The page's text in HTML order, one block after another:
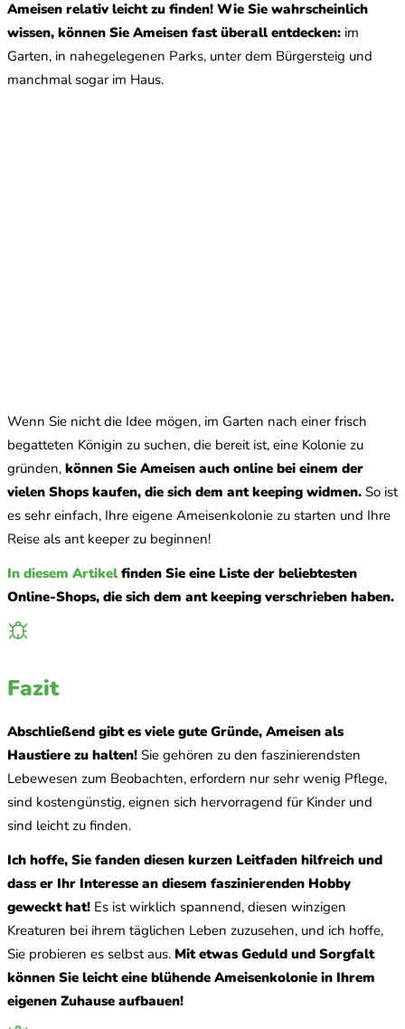
Ameisen relativ leicht zu finden! Wie Sie wahrscheinlich
wissen, können Sie Ameisen fast überall entdecken: im
Garten, in nahegelegenen Parks, unter dem Bürgersteig und
manchmal sogar im Haus.
Wenn Sie nicht die Idee mögen, im Garten nach einer frisch
begatteten Königin zu suchen, die bereit ist, eine Kolonie zu
gründen, können Sie Ameisen auch online bei einem der
vielen Shops kaufen, die sich dem ant keeping widmen. So ist
es sehr einfach, Ihre eigene Ameisenkolonie zu starten und Ihre
Reise als ant keeper zu beginnen!
In diesem Artikelfinden Sie eine Liste der beliebtesten
Online-Shops, die sich dem ant keeping verschrieben haben.
Fazit
Abschließend gibt es viele gute Gründe, Ameisen als
Haustiere zu halten! Sie gehören zu den faszinierendsten
Lebewesen zum Beobachten, erfordern nur sehr wenig Pflege,
sind kostengünstig, eignen sich hervorragend für Kinder und
sind leicht zu finden.
Ich hoffe, Sie fanden diesen kurzen Leitfaden hilfreich und
dass er Ihr Interesse an diesem faszinierenden Hobby
geweckt hat! Es ist wirklich spannend, diesen winzigen
Kreaturen bei ihrem täglichen Leben zuzusehen, und ich hoffe,
Sie probieren es selbst aus. Mit etwas Geduld und Sorgfalt
können Sie leicht eine blühende Ameisenkolonie in Ihrem
eigenen Zuhause aufbauen!